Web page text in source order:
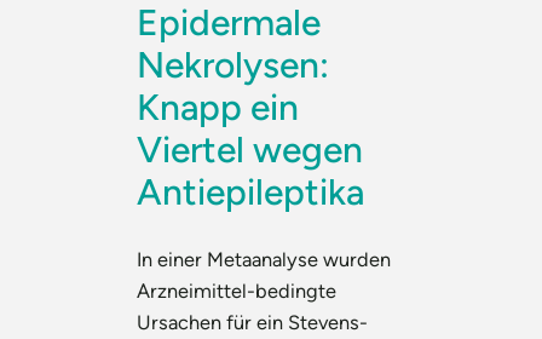
Epidermale
Nekrolysen:
Knapp ein
Viertel wegen
Antiepileptika
In einer Metaanalyse wurden
Arzneimittel-bedingte
Ursachen für ein Stevens-